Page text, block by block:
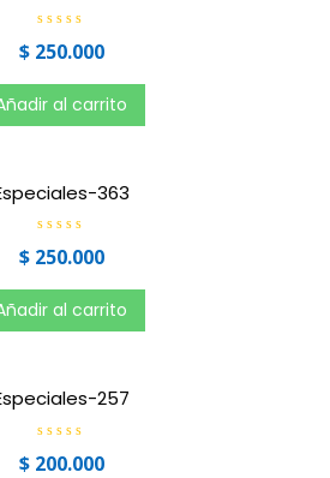
V
a
o
r
a
d
d
5
$250.000
al carrito
363
V
a
o
r
a
d
d
5
$250.000
al carrito
257
V
a
$200.000